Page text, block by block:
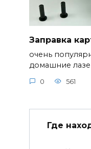
Заправка
очень
домашние
0 561
Где